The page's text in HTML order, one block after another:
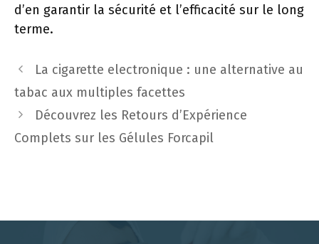
d’en garantir la sécurité et l’efficacité sur le long
terme.
La cigarette electronique : une alternative au
tabac aux multiples facettes
Découvrez les Retours d’Expérience
Complets sur les Gélules Forcapil